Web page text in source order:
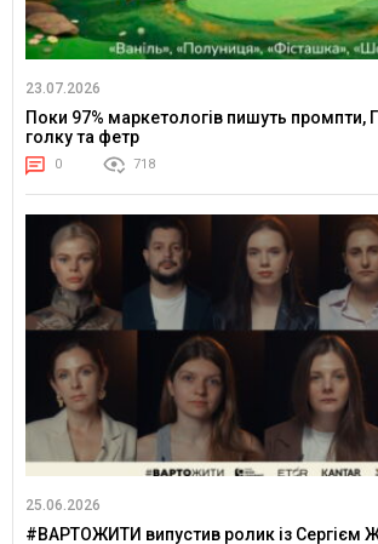
23.07.2026
Поки 97% маркетологів пишуть промпти,
голку та фетр
0 718
25.06.2026
#ВАРТОЖИТИ випустив ролик із Сергієм